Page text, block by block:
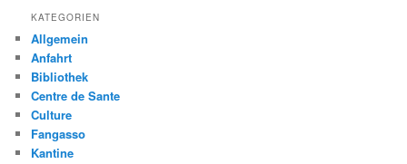
KATEGORIEN
Allgemein
Anfahrt
Bibliothek
Centre de Sante
Culture
Fangasso
Kantine